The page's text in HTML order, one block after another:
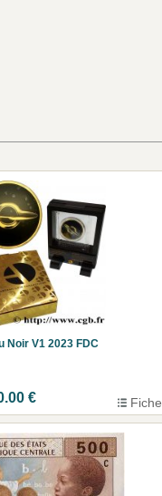
Noir V1 2023 FDC
€ Fiche